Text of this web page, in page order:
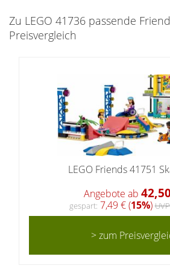
Zu LEGO 41736 passende
Preisvergleich
LEGO Friends 41751
Angebote ab
gespart: 7,49 € (15%)
> zum